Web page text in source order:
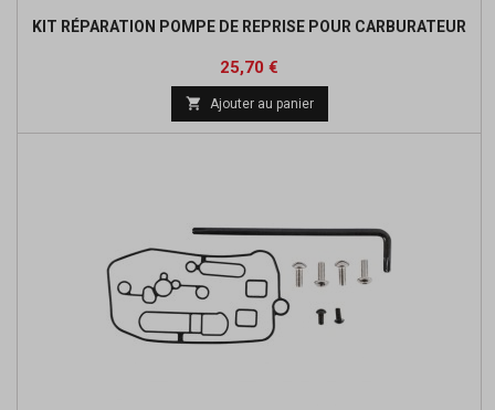
KIT RÉPARATION POMPE DE REPRISE POUR CARBURATEUR
Prix
25,70 €
base
 Ajouter au panier